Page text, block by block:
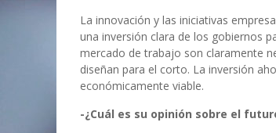
La innovación y las iniciativas
una inversión clara de los gobiernos
mercado de trabajo son claramente
diseñan para el corto. La inversión
económicamente viable.
-¿Cuál es su opinión sobre el